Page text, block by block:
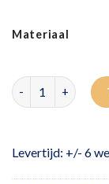
Materiaal
RVS urn Pyramid
Levertijd: +/- 6